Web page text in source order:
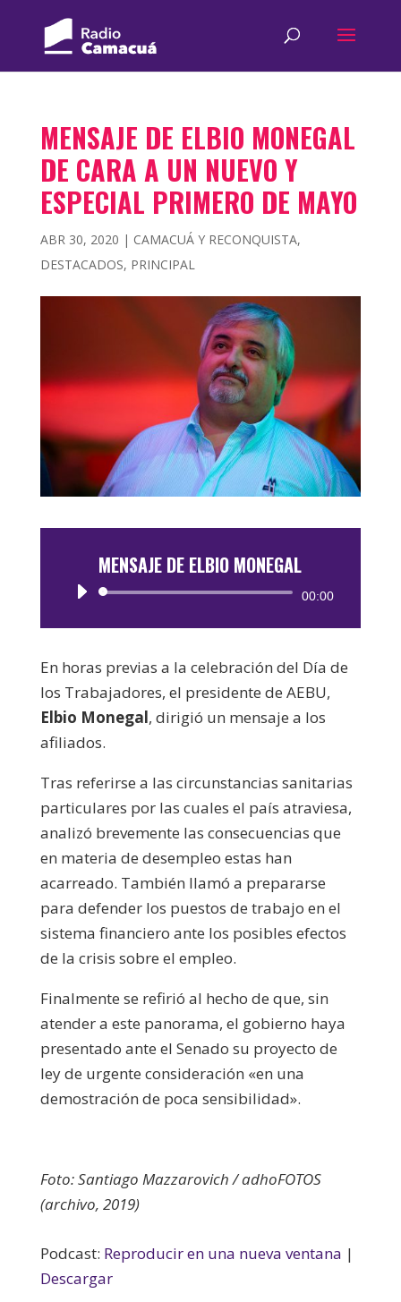
MENSAJE DE ELBIO MONEGAL
DE CARA A UN NUEVO Y
ESPECIAL PRIMERO DE MAYO
ABR 30, 2020 | CAMACUÁ Y RECONQUISTA,
DESTACADOS, PRINCIPAL
MENSAJE DE ELBIO MONEGAL
Reproductor
00:00
En horas previas a la celebración del Día de
los Trabajadores, el presidente de AEBU,
Elbio Monegal, dirigió un mensaje a los
afiliados.
Tras referirse a las circunstancias sanitarias
particulares por las cuales el país atraviesa,
analizó brevemente las consecuencias que
en materia de desempleo estas han
acarreado. También llamó a prepararse
para defender los puestos de trabajo en el
sistema financiero ante los posibles efectos
de la crisis sobre el empleo.
Finalmente se refirió al hecho de que, sin
atender a este panorama, el gobierno haya
presentado ante el Senado su proyecto de
ley de urgente consideración «en una
demostración de poca sensibilidad».
Foto: Santiago Mazzarovich / adhoFOTOS
(archivo, 2019)
Podcast: Reproducir en una nueva ventana |
Descargar